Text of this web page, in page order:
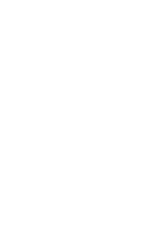
Software libre:
un nuevo reto.